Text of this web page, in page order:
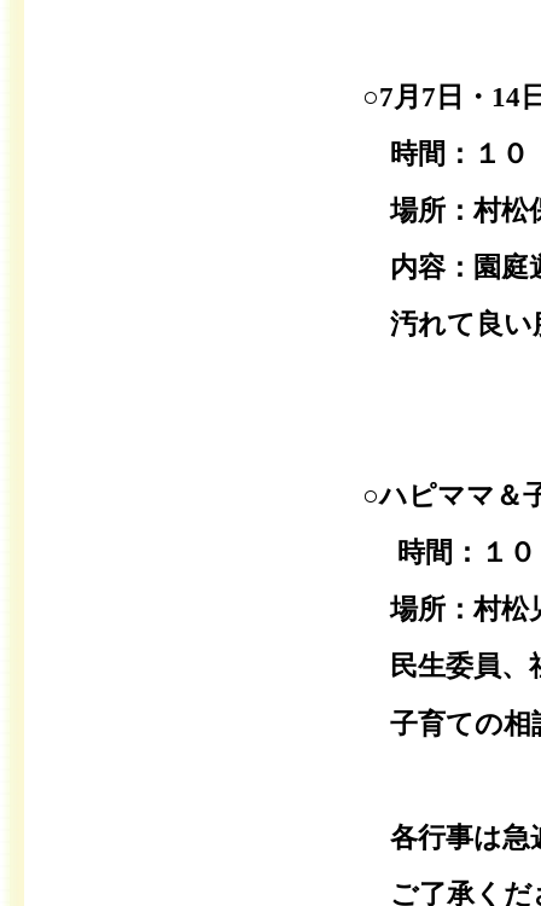
○7月7日・14
時間：１０
場所：村
内容：園
汚れて良い
○ハピママ＆
時間：１
場所：村松
民生委員、
子育ての相
各行事は急
ご了承くだ